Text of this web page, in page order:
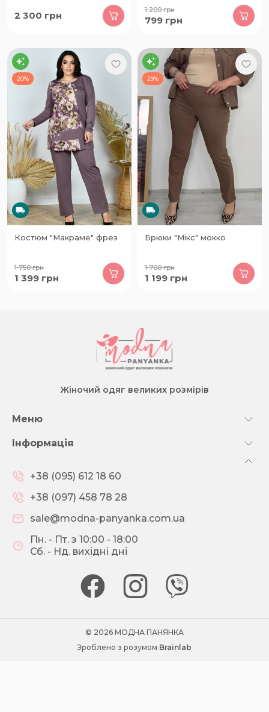
2 300 грн
1 200грн
799 грн
20%
Костюм "Макраме" фрез
1 750грн
1 399 грн
29%
Брюки "Мікс" мокко
1 700грн
1 199 грн
Жіночий одяг великих розмірів
Меню
Інформація
+38 (095) 612 18 60
+38 (097) 458 78 28
sale@modna-panyanka.com.ua
Пн. - Пт. з 10:00 - 18:00
Сб. - Нд. вихідні дні
© 2026 МОДНА ПАНЯНКА
Зроблено з розумом Brainlab